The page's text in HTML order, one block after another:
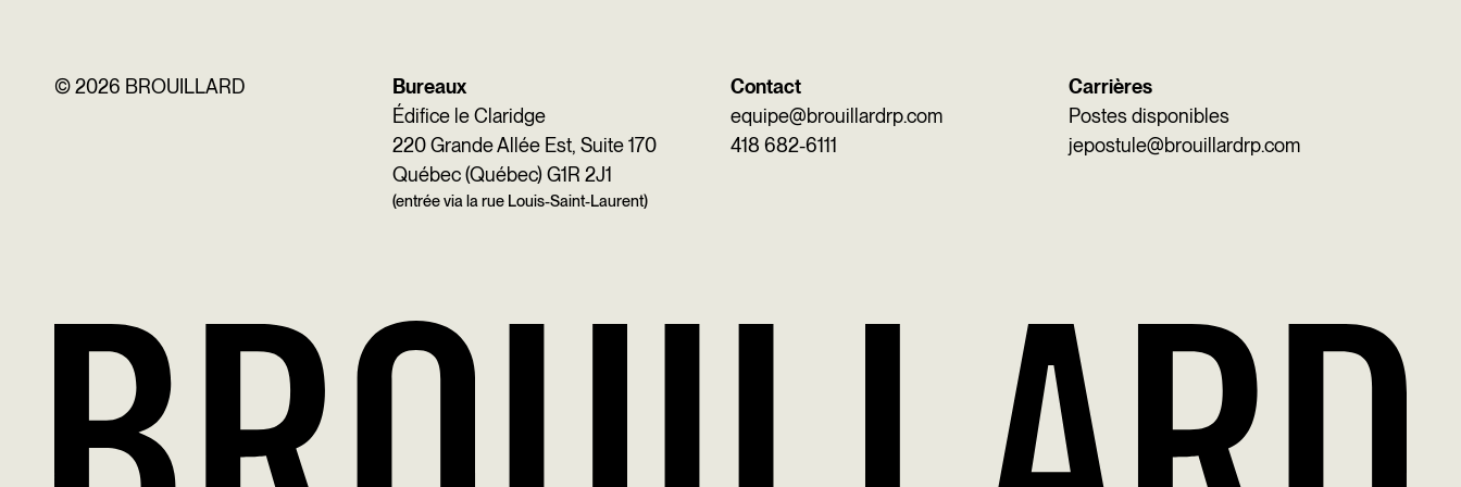
©2026 BROUILLARD
Bureaux
Édifice le Claridge
220 Grande Allée Est, Suite 170
Québec (Québec) G1R 2J1
(entrée via la rue Louis-Saint-Laurent)
Contact
equipe@brouillardrp.com
418 682-6111
Carrières
Postes disponibles
jepostule@brouillardrp.com